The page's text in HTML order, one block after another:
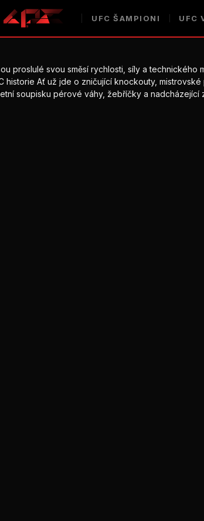
UFC ŠAMPIONI UFC
svou směsí rychlosti, síly a technického
historie Ať už jde o zničující knockouty,
soupisku pérové váhy, žebříčky a nadcházející